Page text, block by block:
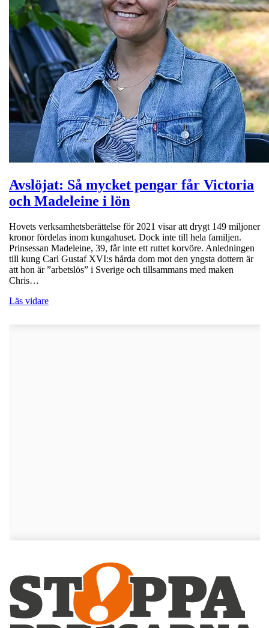
Avslöjat: Så mycket pengar får Victoria
och Madeleine i lön
Hovets verksamhetsberättelse för 2021 visar att drygt 149 miljoner
kronor fördelas inom kungahuset. Dock inte till hela familjen.
Prinsessan Madeleine, 39, får inte ett ruttet korvöre. Anledningen
till kung Carl Gustaf XVI:s hårda dom mot den yngsta dottern är
att hon är ”arbetslös” i Sverige och tillsammans med maken
Chris…
Läs vidare